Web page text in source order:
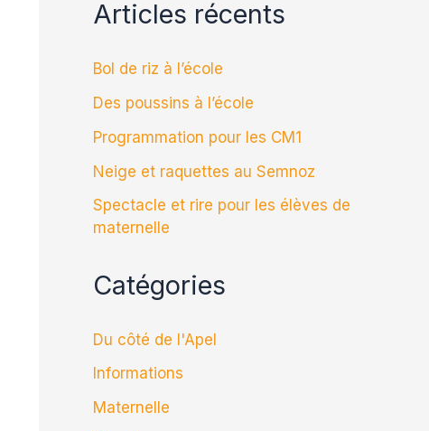
Articles récents
Bol de riz à l’école
Des poussins à l’école
Programmation pour les CM1
Neige et raquettes au Semnoz
Spectacle et rire pour les élèves de
maternelle
Catégories
Du côté de l'Apel
Informations
Maternelle